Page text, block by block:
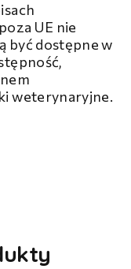
UE nie
być dostępne w
weterynaryjne.